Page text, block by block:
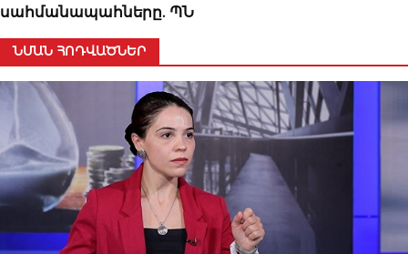
սահմանապահները. ՊՆ
ՆՄԱՆ ՀՈԴՎԱԾՆԵՐ